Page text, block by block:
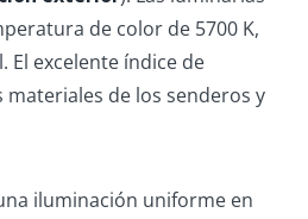
de color de 5700 K,
excelente índice de
de los senderos y
iluminación uniforme en